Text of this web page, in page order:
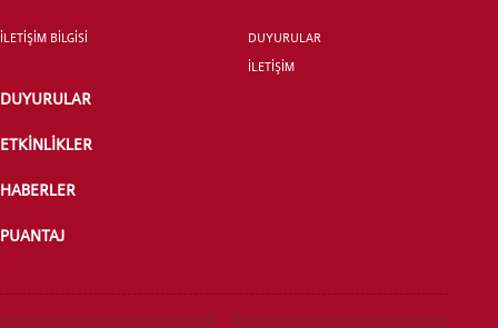
İLETİŞİM BİLGİSİ
DUYURULAR
İLETİŞİM
DUYURULAR
ETKİNLİKLER
HABERLER
PUANTAJ